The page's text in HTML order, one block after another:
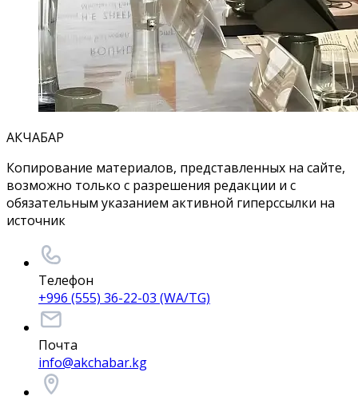
АКЧАБАР
Копирование материалов, представленных на сайте,
возможно только с разрешения редакции и с
обязательным указанием активной гиперссылки на
источник
Телефон
+996 (555) 36-22-03 (WA/TG)
Почта
info@akchabar.kg